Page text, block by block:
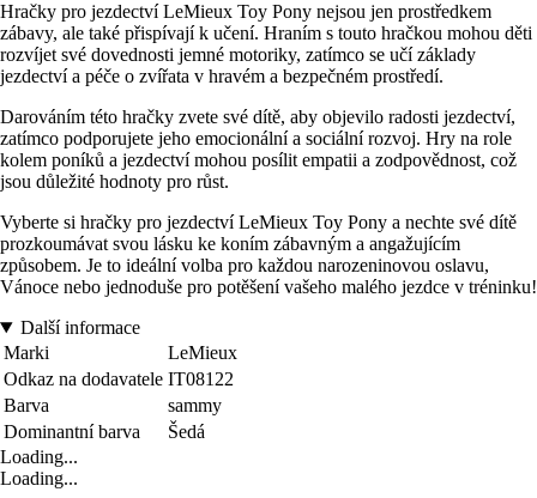
Hračky pro jezdectví LeMieux Toy Pony nejsou jen prostředkem
zábavy, ale také přispívají k učení. Hraním s touto hračkou mohou děti
rozvíjet své dovednosti jemné motoriky, zatímco se učí základy
jezdectví a péče o zvířata v hravém a bezpečném prostředí.
Darováním této hračky zvete své dítě, aby objevilo radosti jezdectví,
zatímco podporujete jeho emocionální a sociální rozvoj. Hry na role
kolem poníků a jezdectví mohou posílit empatii a zodpovědnost, což
jsou důležité hodnoty pro růst.
Vyberte si hračky pro jezdectví LeMieux Toy Pony a nechte své dítě
prozkoumávat svou lásku ke koním zábavným a angažujícím
způsobem. Je to ideální volba pro každou narozeninovou oslavu,
Vánoce nebo jednoduše pro potěšení vašeho malého jezdce v tréninku!
Další informace
Marki
LeMieux
Odkaz na dodavatele IT08122
Barva
sammy
Dominantní barva
Šedá
Loading...
Loading...